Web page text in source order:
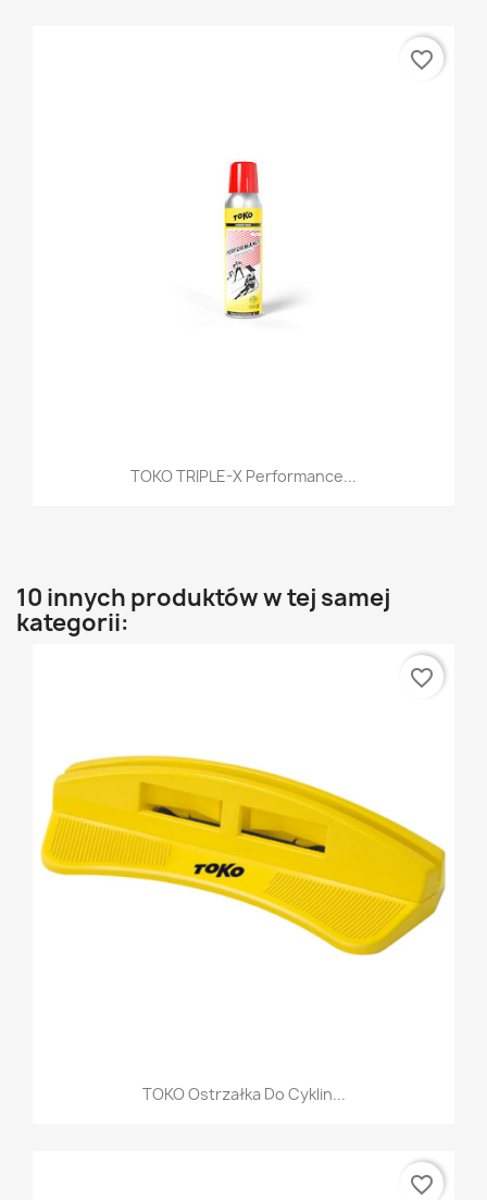
TOKO TRIPLE-X Performance...
favorite_border
10 innych produktów w tej samej
kategorii:
TOKO Ostrzałka Do Cyklin...
favorite_border
favorite_border